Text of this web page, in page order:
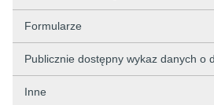
Formularze
Publicznie dostępny wykaz danych o
Inne